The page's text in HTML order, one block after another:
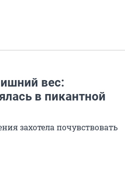
вес:
в пикантной
захотела почувствовать